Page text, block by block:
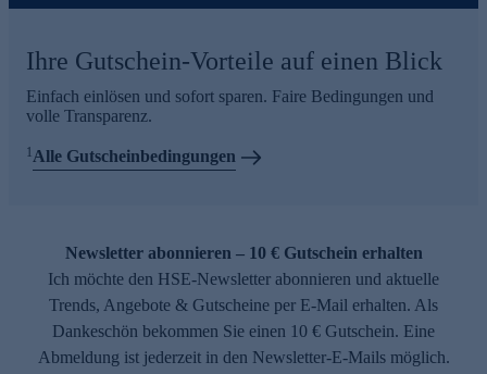
Ihre Gutschein-Vorteile auf einen Blick
Einfach einlösen und sofort sparen. Faire Bedingungen und
volle Transparenz.
1Alle Gutscheinbedingungen
Newsletter abonnieren – 10 € Gutschein erhalten
Ich möchte den HSE-Newsletter abonnieren und aktuelle
Trends, Angebote & Gutscheine per E-Mail erhalten. Als
Dankeschön bekommen Sie einen 10 € Gutschein. Eine
Abmeldung ist jederzeit in den Newsletter-E-Mails möglich.